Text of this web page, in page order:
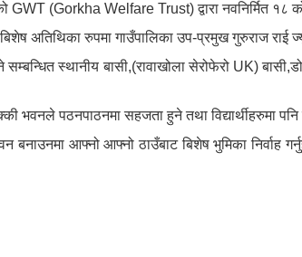
GWT (Gorkha Welfare Trust) द्वारा नवनिर्मित
अतिथिका रुपमा गाउँपालिका उप-प्रमुख गुरुराज राई
सम्बन्धित स्थानीय बासी,(रावाखोला सेरोफेरो UK)
भवनले पठनपाठनमा सहजता हुने तथा विद्यार्थीहरुमा
बनाउनमा आफ्नो आफ्नो ठाउँबाट बिशेष भुमिका